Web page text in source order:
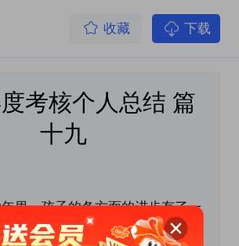
收藏 下载
考核个人总结 篇
十九
，孩子的各方面的进步有了一
孩子在我们设计的每个教育活动